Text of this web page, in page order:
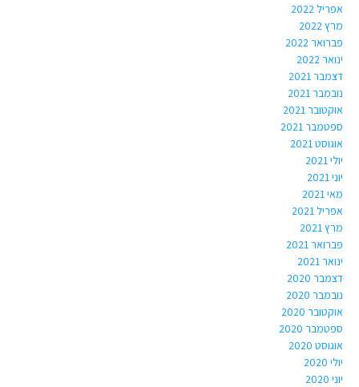
אפריל 2022
מרץ 2022
פברואר 2022
ינואר 2022
דצמבר 2021
נובמבר 2021
אוקטובר 2021
ספטמבר 2021
אוגוסט 2021
יולי 2021
יוני 2021
מאי 2021
אפריל 2021
מרץ 2021
פברואר 2021
ינואר 2021
דצמבר 2020
נובמבר 2020
אוקטובר 2020
ספטמבר 2020
אוגוסט 2020
יולי 2020
יוני 2020